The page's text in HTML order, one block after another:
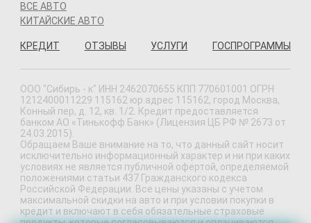
ВСЕ АВТО
КИТАЙСКИЕ АВТО
КРЕДИТ ОТЗЫВЫ УСЛУГИ ГОСПРОГРАММЫ
ООО "Сибирь - к" ИНН 2462070655 КПП 770601001 ОГРН
1212400011229 115162 юр.адрес 115162, город Москва,
Конный пер, д. 12, кв. 1/2. Кредит предоставляется
банком АО «Тинькофф Банк» (Лицензия ЦБ РФ № 2673 от
24.03.2015).
Обращаем Ваше внимание на то, что данный сайт носит
исключительно информационный характер и ни при каких
условиях не является публичной офертой, определяемой
положениями статьи 437 Гражданского кодекса
Российской Федерации. Все цены указаны с учетом
максимальной скидки на авто и при условии покупки в
кредит и включают в себя обязательные страховые